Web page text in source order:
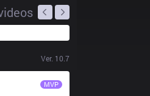
Ver. 10.7
MVP